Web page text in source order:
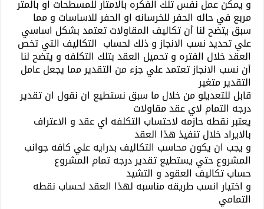
و يمكن عمل نفس تلك الفكره بالامتار للمسطحات او بالمتر
مربع في حاله الحفر للخرسانه او الحفر للاساسات و مما
سبق يتضح لنا أن تكاليف المقاولات تعتمد بشكل اساسي
علي تحديد نسب الانجاز و ذلك لحساب التكاليف التي تخص
العقد خلال الفتره و تحميل العقد بتلك التكلفه و يتضح لنا
أن نسب الانجاز تعتمد علي جزء من التقدير مما يجعل عامل
التقدير متغير
قابل للتعديلو من خلال ما سبق نستطيع ان نقول ان تقدير
درجه التمام لاي عقد مقاولات
يعتبر نقطه حازمه لاحتساب التكلفه اي عقد و الاعتراف
بالايراد خلال تنفيذ هذا العقد
و يجب ان يكون محاسب التكاليف بدرايه علي كافه جوانب
المشروع حتي يستطيع تقدير درجه تمام المشروع
حساب تكاليف العقود و التشيد
و اختيار انسب طريقه مناسبه لهذا العقد لحساب نقطه
التمامي